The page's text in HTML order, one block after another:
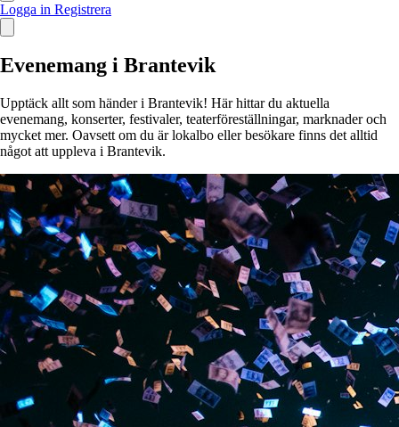
Logga in Registrera
Evenemang i Brantevik
Upptäck allt som händer i Brantevik! Här hittar du aktuella
evenemang, konserter, festivaler, teaterföreställningar, marknader och
mycket mer. Oavsett om du är lokalbo eller besökare finns det alltid
något att uppleva i Brantevik.